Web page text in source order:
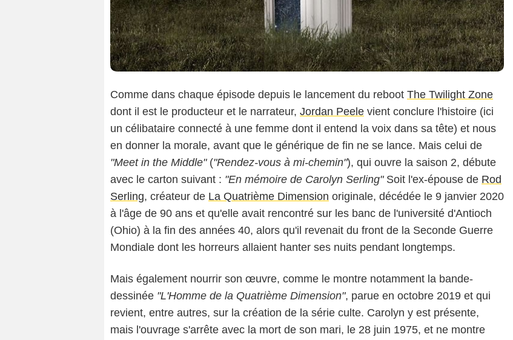
Comme dans chaque épisode depuis le lancement du reboot The Twilight Zone
dont il est le producteur et le narrateur, Jordan Peele vient conclure l'histoire (ici
un célibataire connecté à une femme dont il entend la voix dans sa tête) et nous
en donner la morale, avant que le générique de fin ne se lance. Mais celui de
"Meet in the Middle" ("Rendez-vous à mi-chemin"), qui ouvre la saison 2, débute
avec le carton suivant : "En mémoire de Carolyn Serling"Soit l'ex-épouse de Rod
Serling, créateur de La Quatrième Dimension originale, décédée le 9 janvier 2020
à l'âge de 90 ans et qu'elle avait rencontré sur les banc de l'université d'Antioch
(Ohio) à la fin des années 40, alors qu'il revenait du front de la Seconde Guerre
Mondiale dont les horreurs allaient hanter ses nuits pendant longtemps.
Mais également nourrir son œuvre, comme le montre notamment la bande-
dessinée "L'Homme de la Quatrième Dimension", parue en octobre 2019 et qui
revient, entre autres, sur la création de la série culte. Carolyn y est présente,
mais l'ouvrage s'arrête avec la mort de son mari, le 28 juin 1975, et ne montre